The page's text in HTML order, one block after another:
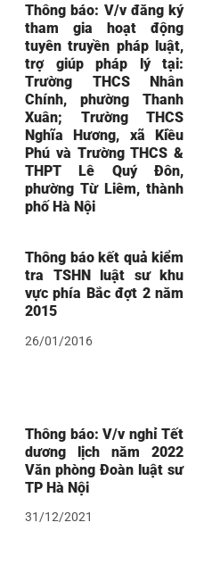
Thông báo: V/v đăng ký
tham gia hoạt động
tuyên truyền pháp luật,
trợ giúp pháp lý tại:
Trường THCS Nhân
Chính, phường Thanh
Xuân; Trường THCS
Nghĩa Hương, xã Kiều
Phú và Trường THCS &
THPT Lê Quý Đôn,
phường Từ Liêm, thành
phố Hà Nội
Thông báo kết quả kiểm
tra TSHN luật sư khu
vực phía Bắc đợt 2 năm
2015
26/01/2016
Thông báo: V/v nghỉ Tết
dương lịch năm 2022
Văn phòng Đoàn luật sư
TP Hà Nội
31/12/2021